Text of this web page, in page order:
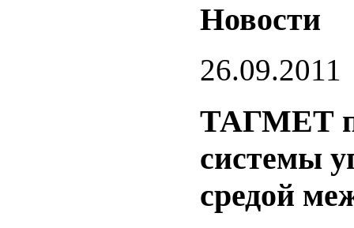
Новости
26.09.2011
ТАГМЕТ
системы
средой